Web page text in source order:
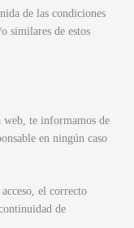
de las condiciones
similares de estos
web, te informamos de
en ningún caso
el correcto
de